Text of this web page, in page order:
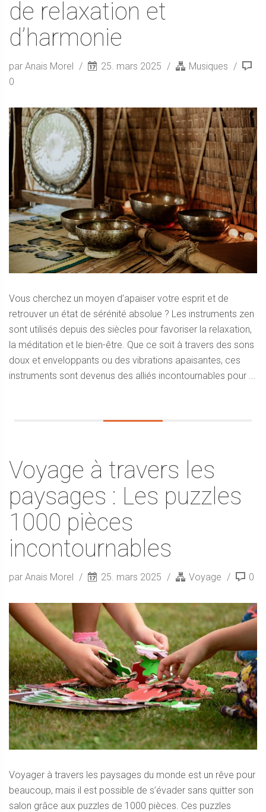
de relaxation et
d’harmonie
par Anais Morel 25. mars 2025
Musiques
0
Vous cherchez un moyen d’apaiser votre esprit et de
retrouver un état de sérénité absolue ? Les instruments zen
sont utilisés depuis des siècles pour favoriser la relaxation,
la méditation et le bien-être. Que ce soit à travers des sons
doux et enveloppants ou des vibrations apaisantes, ces
instruments sont devenus des alliés incontournables pour ...
Voyage à travers les
paysages : Les puzzles
1000 pièces
incontournables
par Anais Morel 25. mars 2025 Voyage 0
Voyager à travers les paysages du monde est un rêve pour
beaucoup, mais il est possible de s’évader sans quitter son
salon grâce aux puzzles de 1000 pièces. Ces puzzles